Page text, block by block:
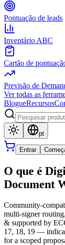
Pontuação de leads
Inventário ABC
Cartão de
Previsão de
Ver todas as
BlogueRecursos
pt
Entrar
O que é
Document
Community-
multi-signer
& supported by
17, 18, 19 —
for a scoped